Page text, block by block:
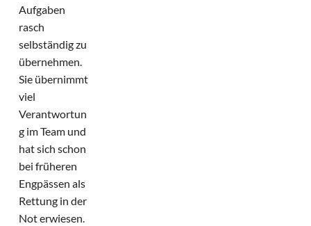
Aufgaben
rasch
selbständig zu
übernehmen.
Sie übernimmt
viel
Verantwortun
g im Team und
hat sich schon
bei früheren
Engpässen als
Rettung in der
Not erwiesen.